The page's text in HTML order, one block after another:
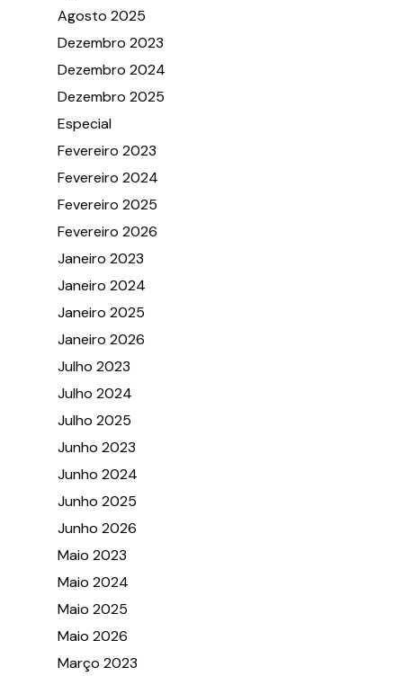
Agosto 2025
Dezembro 2023
Dezembro 2024
Dezembro 2025
Especial
Fevereiro 2023
Fevereiro 2024
Fevereiro 2025
Fevereiro 2026
Janeiro 2023
Janeiro 2024
Janeiro 2025
Janeiro 2026
Julho 2023
Julho 2024
Julho 2025
Junho 2023
Junho 2024
Junho 2025
Junho 2026
Maio 2023
Maio 2024
Maio 2025
Maio 2026
Março 2023